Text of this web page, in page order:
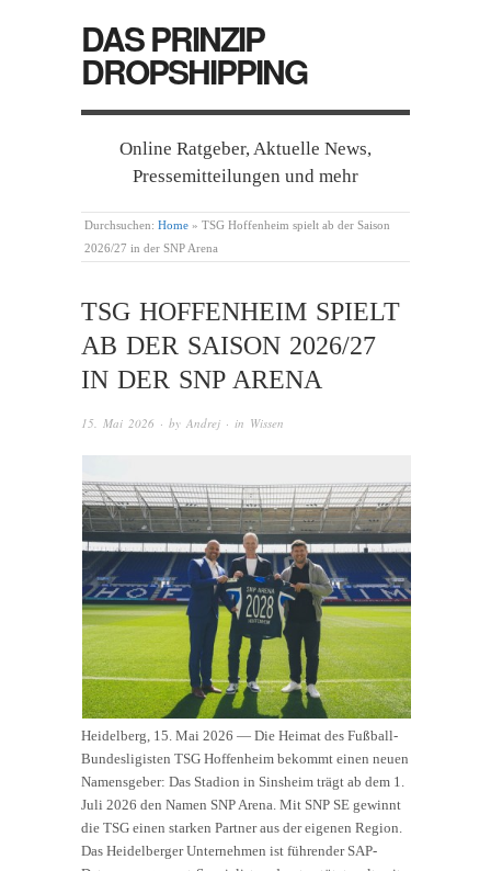
DAS PRINZIP
DROPSHIPPING
Online Ratgeber, Aktuelle News,
Pressemitteilungen und mehr
Durchsuchen: Home » TSG Hoffenheim spielt ab der Saison
2026/27 in der SNP Arena
TSG HOFFENHEIM SPIELT
AB DER SAISON 2026/27
IN DER SNP ARENA
15. Mai 2026 · by Andrej · in Wissen
Heidelberg, 15. Mai 2026 — Die Heimat des Fußball-
Bundesligisten TSG Hoffenheim bekommt einen neuen
Namensgeber: Das Stadion in Sinsheim trägt ab dem 1.
Juli 2026 den Namen SNP Arena. Mit SNP SE gewinnt
die TSG einen starken Partner aus der eigenen Region.
Das Heidelberger Unternehmen ist führender SAP-